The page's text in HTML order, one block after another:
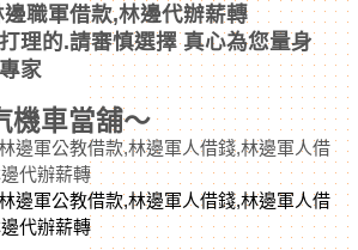
理的.請審慎選擇 真心為您量身
家
機車當舖～